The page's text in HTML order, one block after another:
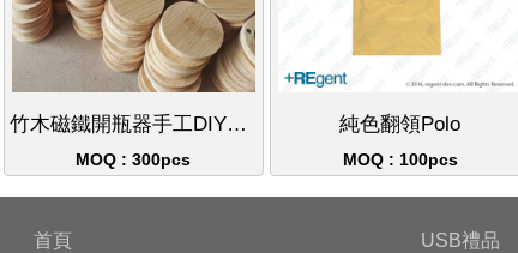
竹木磁鐵開瓶器手工DIY禮品適用婚禮派對
MOQ : 300pcs
純色翻領Polo
MOQ : 100pcs
首頁
USB禮品